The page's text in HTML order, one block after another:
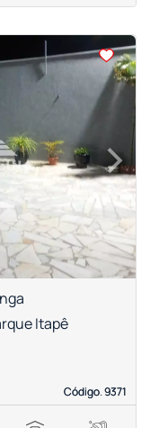
›
Next
Código. 9371
Código. 9371
Itapê